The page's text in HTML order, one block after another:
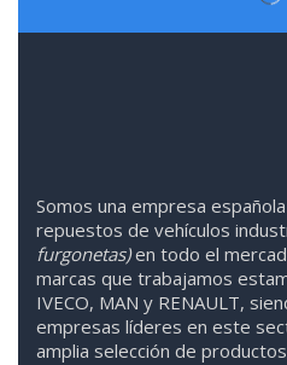
Somos una empresa
repuestos de vehículos
furgonetas)en todo el
marcas que trabajamos esta
IVECO, MAN y RENAULT,
empresas líderes en este
amplia selección de